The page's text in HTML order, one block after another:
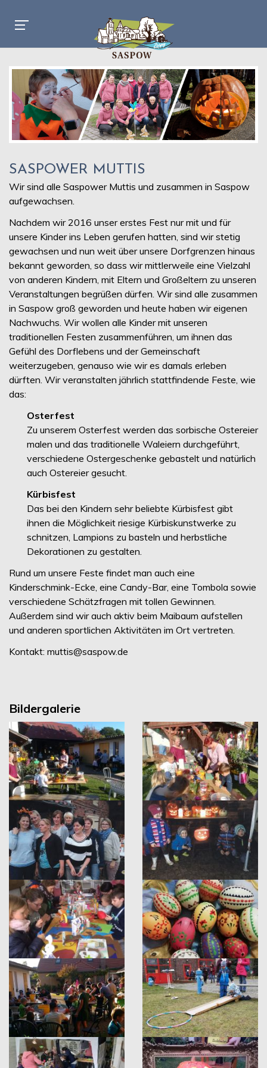
SASPOWER MUTTIS
Wir sind alle Saspower Muttis und zusammen in Saspow
aufgewachsen.
Nachdem wir 2016 unser erstes Fest nur mit und für
unsere Kinder ins Leben gerufen hatten, sind wir stetig
gewachsen und nun weit über unsere Dorfgrenzen hinaus
bekannt geworden, so dass wir mittlerweile eine Vielzahl
von anderen Kindern, mit Eltern und Großeltern zu unseren
Veranstaltungen begrüßen dürfen. Wir sind alle zusammen
in Saspow groß geworden und heute haben wir eigenen
Nachwuchs. Wir wollen alle Kinder mit unseren
traditionellen Festen zusammenführen, um ihnen das
Gefühl des Dorflebens und der Gemeinschaft
weiterzugeben, genauso wie wir es damals erleben
dürften. Wir veranstalten jährlich stattfindende Feste, wie
das:
Osterfest
Zu unserem Osterfest werden das sorbische Ostereier
malen und das traditionelle Waleiern durchgeführt,
verschiedene Ostergeschenke gebastelt und natürlich
auch Ostereier gesucht.
Kürbisfest
Das bei den Kindern sehr beliebte Kürbisfest gibt
ihnen die Möglichkeit riesige Kürbiskunstwerke zu
schnitzen, Lampions zu basteln und herbstliche
Dekorationen zu gestalten.
Rund um unsere Feste findet man auch eine
Kinderschmink-Ecke, eine Candy-Bar, eine Tombola sowie
verschiedene Schätzfragen mit tollen Gewinnen.
Außerdem sind wir auch aktiv beim Maibaum aufstellen
und anderen sportlichen Aktivitäten im Ort vertreten.
Kontakt: muttis@saspow.de
Bildergalerie